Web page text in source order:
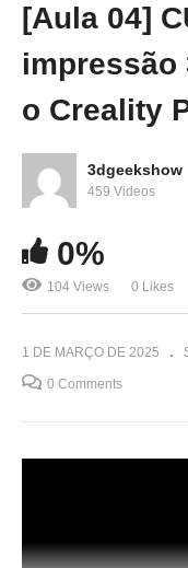
[Aula 04]
impressão
o Creality
3dgeekshow
459 Videos
0%
104 Views 0 Likes
1 DE MARÇO DE 2025
0 Comments